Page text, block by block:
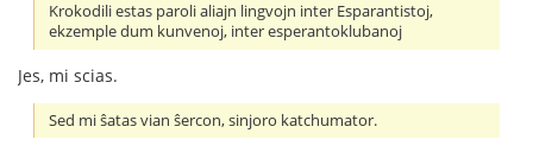
Krokodili estas paroli aliajn lingvojn inter Esparantistoj,
ekzemple dum kunvenoj, inter esperantoklubanoj
Jes, mi scias.
Sed mi ŝatas vian ŝercon, sinjoro katchumator.